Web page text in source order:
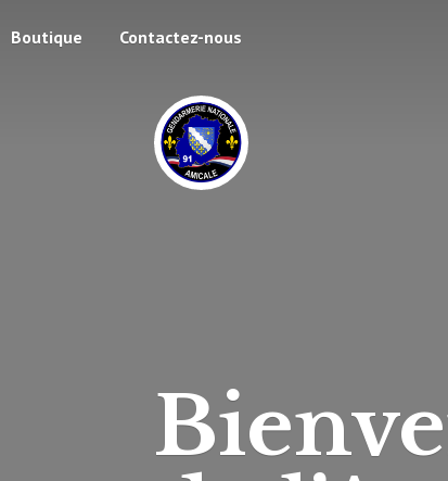
Boutique Contactez-nous